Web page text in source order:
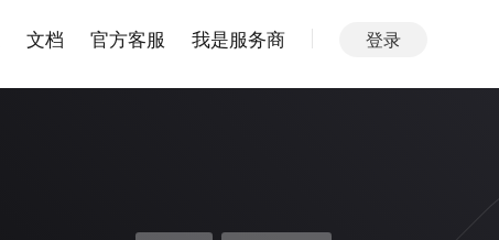
文档 官方客服 我是服务商 登录